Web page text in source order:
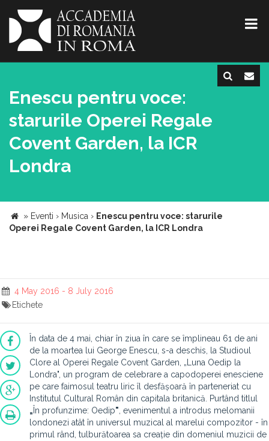
Enescu pentru voce:
starurile Operei Regale
Covent Garden, la ICR
Londra
» Eventi › Musica › Enescu pentru voce: starurile
Operei Regale Covent Garden, la ICR Londra
4 May 2016 - 8 July 2016
Etichete
În data de 4 mai, chiar în ziua în care se împlineau 61 de ani
de la moartea lui George Enescu, s-a deschis, la Studioul
Clore al Operei Regale Covent Garden, „Luna Oedip la
Londra", un program de celebrare a capodoperei enesciene
pe care faimosul teatru liric îl desfășoară în parteneriat cu
Institutul Cultural Român din capitala britanică. Purtând titlul
„ În profunzime: Oedip" , evenimentul a introdus melomanii
londonezi atât în universul muzical al marelui compozitor - în
primul rând, tulburătoarea sa creație din domeniul muzicii de